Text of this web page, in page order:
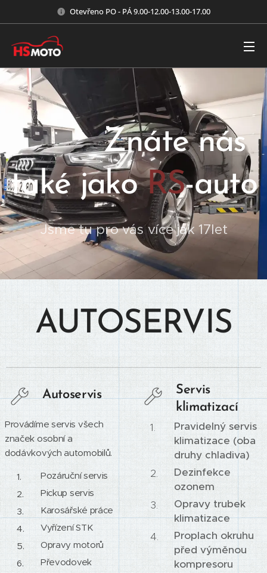
Otevřeno PO - PÁ 9.00-12.00-13.00-17.00
Znáte nás
také jakoRS-auto
Jsme tu pro vás více jak 17let
AUTOSERVIS
Autoservis
Provádíme servis všech
značek osobní a
dodávkových automobilů.
Pozáruční servis
Pickup servis
Karosářské práce
Vyřízení STK
Opravy motorů
Převodovek
Servis
klimatizací
Pravidelný servis
klimatizace (oba
druhy chladiva)
Dezinfekce
ozonem
Opravy trubek
klimatizace
Proplach okruhu
před výměnou
kompresoru